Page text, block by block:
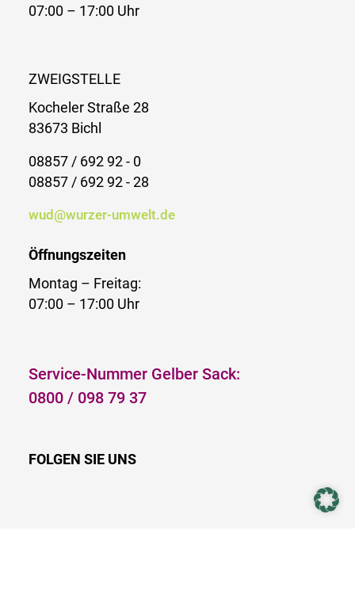
07:00 – 17:00 Uhr
ZWEIGSTELLE
Kocheler Straße 28
83673 Bichl
08857 / 692 92 - 0
08857 / 692 92 - 28
wud@wurzer-umwelt.de
Öffnungszeiten
Montag – Freitag:
07:00 – 17:00 Uhr
Service-Nummer Gelber Sack:
0800 / 098 79 37
FOLGEN SIE UNS